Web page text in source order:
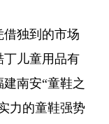
独到的市场
丁儿童用品有
南安“童鞋之
力的童鞋强势